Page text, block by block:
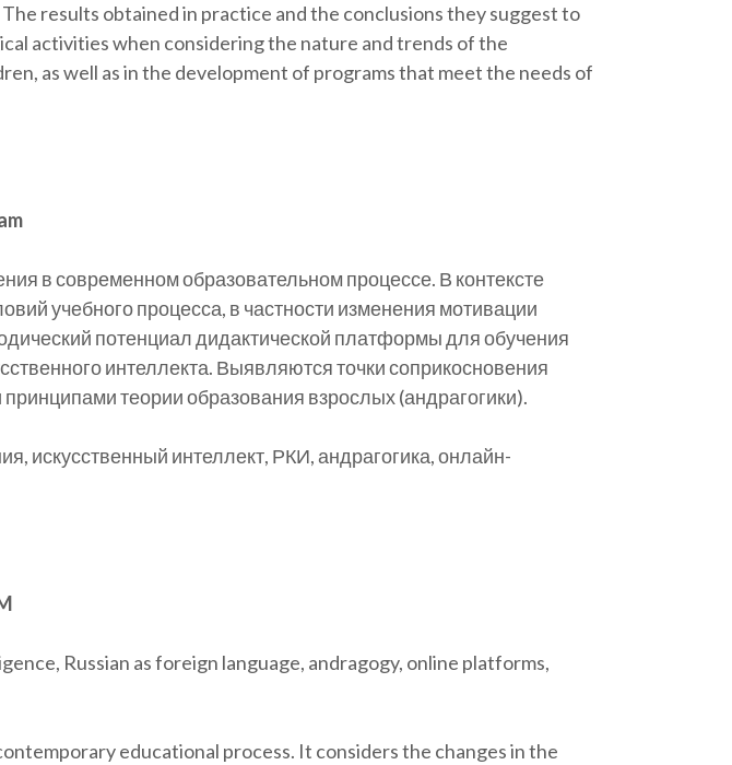
results obtained in practice and the conclusions they suggest to
activities when considering the nature and trends of the
as well as in the development of programs that meet the needs of
в современном образовательном процессе. В контексте
учебного процесса, в частности изменения мотивации
потенциал дидактической платформы для обучения
интеллекта. Выявляются точки соприкосновения
теории образования взрослых (андрагогики).
искусственный интеллект, РКИ, андрагогика, онлайн-
Russian as foreign language, andragogy, online platforms,
educational process. It considers the changes in the